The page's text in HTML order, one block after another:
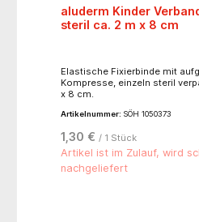
aluderm Kinder
steril ca. 2 m x 8 cm
Elastische Fixierbinde mit
Kompresse, einzeln steril
x 8 cm.
Artikelnummer: SÖH 1050373
1,30 € / 1 Stück
Artikel ist im Zulauf, wird
nachgeliefert